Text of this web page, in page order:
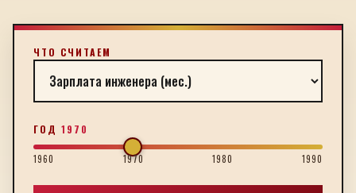
ЧТО СЧИТАЕМ
ГОД 1970
1960 1970 1980 1990